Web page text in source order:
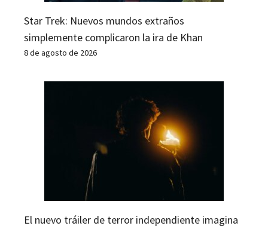
Star Trek: Nuevos mundos extraños
simplemente complicaron la ira de Khan
8 de agosto de 2026
El nuevo tráiler de terror independiente imagina